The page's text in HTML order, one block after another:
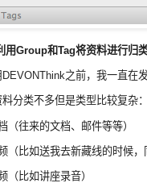
用Group和Tag将资料进行归类
之前，我一直在
分类不多但是类型比较复杂：
（往来的文档、邮件等等）
（比如送我去新藏线的时候，
（比如讲座录音）